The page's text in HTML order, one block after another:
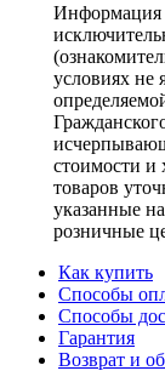
Информация
условиях не
стоимости и
товаров
указанные
розничные
Как купить
Способы
Способы
Гарантия
Возврат и